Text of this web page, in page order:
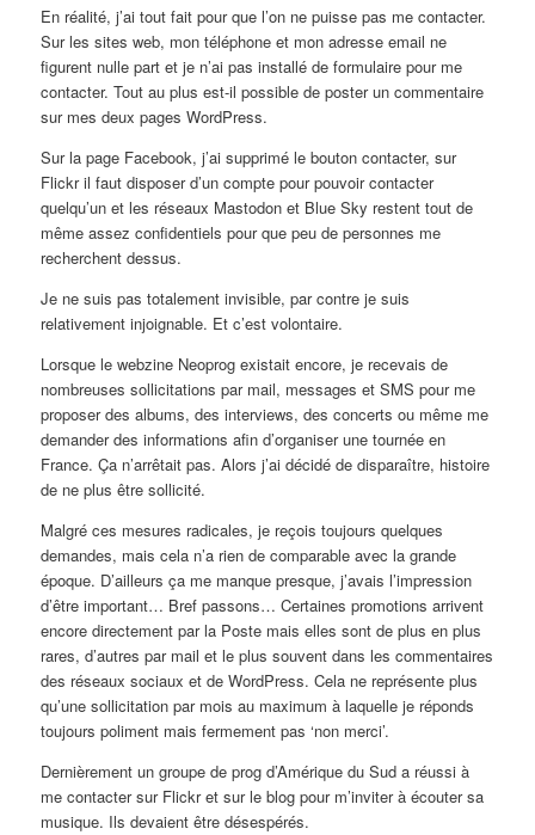
En réalité, j’ai tout fait pour que l’on ne puisse pas me contacter.
Sur les sites web, mon téléphone et mon adresse email ne
figurent nulle part et je n’ai pas installé de formulaire pour me
contacter. Tout au plus est-il possible de poster un commentaire
sur mes deux pages WordPress.
Sur la page Facebook, j’ai supprimé le bouton contacter, sur
Flickr il faut disposer d’un compte pour pouvoir contacter
quelqu’un et les réseaux Mastodon et Blue Sky restent tout de
même assez confidentiels pour que peu de personnes me
recherchent dessus.
Je ne suis pas totalement invisible, par contre je suis
relativement injoignable. Et c’est volontaire.
Lorsque le webzine Neoprog existait encore, je recevais de
nombreuses sollicitations par mail, messages et SMS pour me
proposer des albums, des interviews, des concerts ou même me
demander des informations afin d’organiser une tournée en
France. Ça n’arrêtait pas. Alors j’ai décidé de disparaître, histoire
de ne plus être sollicité.
Malgré ces mesures radicales, je reçois toujours quelques
demandes, mais cela n’a rien de comparable avec la grande
époque. D’ailleurs ça me manque presque, j’avais l’impression
d’être important… Bref passons… Certaines promotions arrivent
encore directement par la Poste mais elles sont de plus en plus
rares, d’autres par mail et le plus souvent dans les commentaires
des réseaux sociaux et de WordPress. Cela ne représente plus
qu’une sollicitation par mois au maximum à laquelle je réponds
toujours poliment mais fermement pas ‘non merci’.
Dernièrement un groupe de prog d’Amérique du Sud a réussi à
me contacter sur Flickr et sur le blog pour m’inviter à écouter sa
musique. Ils devaient être désespérés.